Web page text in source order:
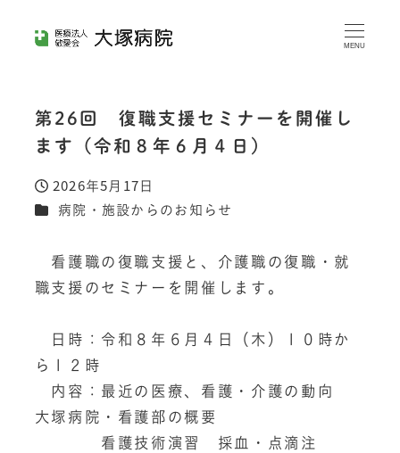
MENU
第26回 復職支援セミナーを開催し
ます（令和８年６月４日）
投稿日
2026年5月17日
カテゴリー
病院・施設からのお知らせ
看護職の復職支援と、介護職の復職・就
職支援のセミナーを開催します。
日時：令和８年６月４日（木）１０時か
ら１２時
内容：最近の医療、看護・介護の動向
大塚病院・看護部の概要
看護技術演習　採血・点滴注